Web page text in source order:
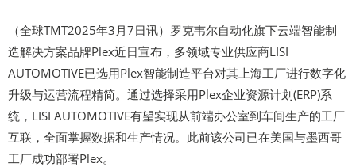
（全球TMT2025年3月7日讯）罗克韦尔自动化旗下云端智能制
造解决方案品牌Plex近日宣布，多领域专业供应商LISI
AUTOMOTIVE已选用Plex智能制造平台对其上海工厂进行数字化
升级与运营流程精简。通过选择采用Plex企业资源计划(ERP)系
统，LISI AUTOMOTIVE有望实现从前端办公室到车间生产的工厂
互联，全面掌握数据和生产情况。此前该公司已在美国与墨西哥
工厂成功部署Plex。